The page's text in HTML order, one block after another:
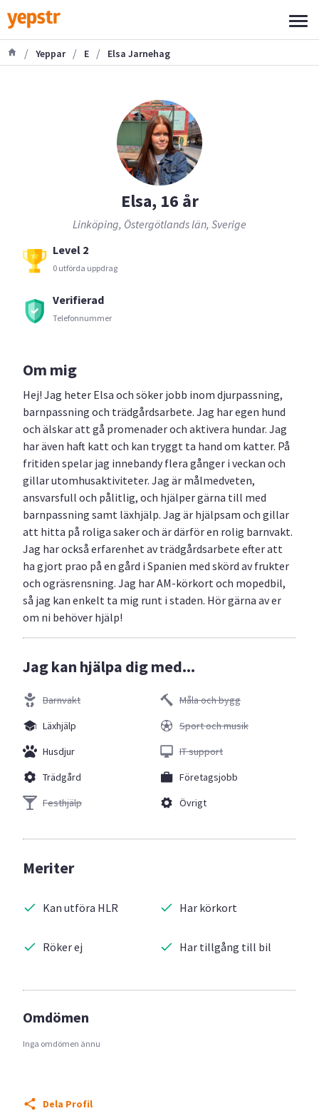
/ Yeppar / E / Elsa Jarnehag
Elsa, 16 år
Linköping, Östergötlands län, Sverige
Level 2
0 utförda uppdrag
Verifierad
Telefonnummer
Om mig
Hej! Jag heter Elsa och söker jobb inom djurpassning,
barnpassning och trädgårdsarbete. Jag har egen hund
och älskar att gå promenader och aktivera hundar. Jag
har även haft katt och kan tryggt ta hand om katter. På
fritiden spelar jag innebandy flera gånger i veckan och
gillar utomhusaktiviteter. Jag är målmedveten,
ansvarsfull och pålitlig, och hjälper gärna till med
barnpassning samt läxhjälp. Jag är hjälpsam och gillar
att hitta på roliga saker och är därför en rolig barnvakt.
Jag har också erfarenhet av trädgårdsarbete efter att
ha gjort prao på en gård i Spanien med skörd av frukter
och ogräsrensning. Jag har AM-körkort och mopedbil,
så jag kan enkelt ta mig runt i staden. Hör gärna av er
om ni behöver hjälp!
Jag kan hjälpa dig med...
Barnvakt
Läxhjälp
Husdjur
Trädgård
Festhjälp
Måla och bygg
Sport och musik
IT support
Företagsjobb
Övrigt
Meriter
Kan utföra HLR
Röker ej
Har körkort
Har tillgång till bil
Omdömen
Inga omdömen ännu
Dela Profil